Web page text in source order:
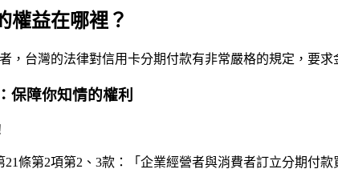
權益在哪裡？
，台灣的法律對信用卡分期付款有非常嚴格的規定，要
保障你知情的權利
21條第2項第2、3款：「企業經營者與消費者訂立分期